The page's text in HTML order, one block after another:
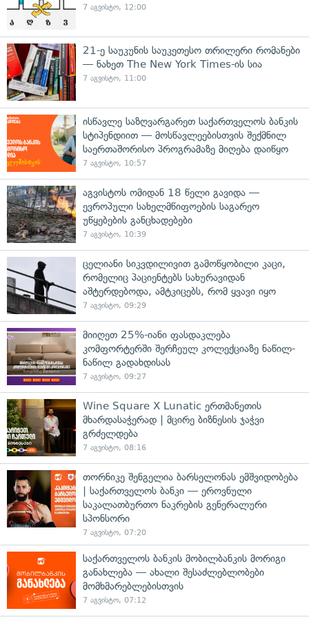
7 აგვისტო, 12:00
21-ე საუკუნის საუკეთესო თრილერი რომანები
— ნახეთ The New York Times-ის სია
7 აგვისტო, 11:00
ისწავლე საზღვარგარეთ საქართველოს ბანკის
სტიპენდიით — მოსწავლეებისთვის შექმნილ
საერთაშორისო პროგრამაზე მიღება დაიწყო
7 აგვისტო, 10:57
აგვისტოს ომიდან 18 წელი გავიდა —
ევროპული სახელმწიფოების საგარეო
უწყებების განცხადებები
7 აგვისტო, 10:39
ცელიანი სიკვდილივით გამოწყობილი კაცი,
რომელიც პაციენტებს სახურავიდან
აშტერდებოდა, ამტკიცებს, რომ ყვავი იყო
7 აგვისტო, 09:29
მიიღეთ 25%-იანი ფასდაკლება
კომფორტერში შერჩეულ კოლექციაზე ნაწილ-
ნაწილ გადახდისას
7 აგვისტო, 09:27
Wine Square X Lunatic ერთმანეთის
მხარდასაჭერად | მცირე ბიზნესის ჯაჭვი
გრძელდება
7 აგვისტო, 08:16
თორნიკე შენგელია ბარსელონას ემშვიდობება
| საქართველოს ბანკი — ეროვნული
საკალათბურთო ნაკრების გენერალური
სპონსორი
7 აგვისტო, 07:20
საქართველოს ბანკის მობილბანკის მორიგი
განახლება — ახალი შესაძლებლობები
მომხმარებლებისთვის
7 აგვისტო, 07:12